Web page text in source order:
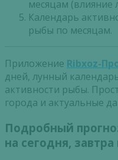
месяцам (влияние
Календарь
рыбы по месяцам.
Приложение Ribxoz-
дней, лунный
активности рыбы.
города и актуальные
Подробный
на сегодня,